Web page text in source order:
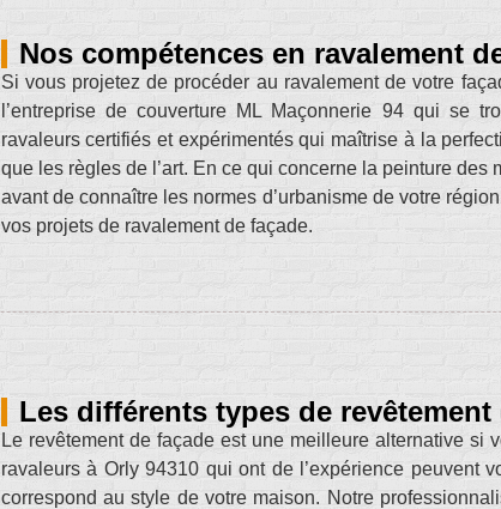
Nos compétences en ravalement
Si vous projetez de procéder au ravalement de votre
l’entreprise de couverture ML Maçonnerie 94 qui se
ravaleurs certifiés et expérimentés qui maîtrise à la
que les règles de l’art. En ce qui concerne la peinture
avant de connaître les normes d’urbanisme de votre
vos projets de ravalement de façade.
Les différents types de revêtement
Le revêtement de façade est une meilleure alternative
ravaleurs à Orly 94310 qui ont de l’expérience peuvent
correspond au style de votre maison. Notre